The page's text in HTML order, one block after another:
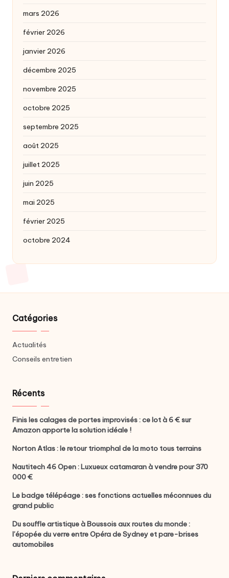
mars 2026
février 2026
janvier 2026
décembre 2025
novembre 2025
octobre 2025
septembre 2025
août 2025
juillet 2025
juin 2025
mai 2025
février 2025
octobre 2024
Catégories
Actualités
Conseils entretien
Récents
Finis les calages de portes improvisés : ce lot à 6 € sur
Amazon apporte la solution idéale !
Norton Atlas : le retour triomphal de la moto tous terrains
Nautitech 46 Open : Luxueux catamaran à vendre pour 370
000 €
Le badge télépéage : ses fonctions actuelles méconnues du
grand public
Du souffle artistique à Boussois aux routes du monde :
l’épopée du verre entre Opéra de Sydney et pare-brises
automobiles